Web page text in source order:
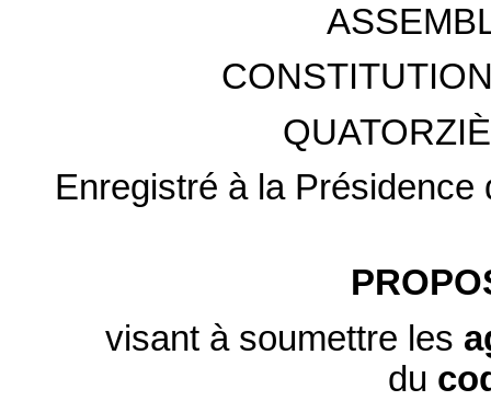
Enregistré à la Présidence
visant à soumettre les
du